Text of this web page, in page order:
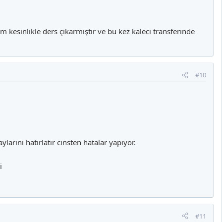
kesinlikle ders çıkarmıştır ve bu kez kaleci transferinde
#10
hatırlatır cinsten hatalar yapıyor.
#11